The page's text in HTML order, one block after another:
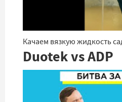
Качаем вязкую жидкость
Duotek vs ADP